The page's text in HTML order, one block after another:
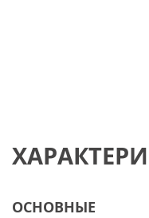
ОСНОВНЫЕ